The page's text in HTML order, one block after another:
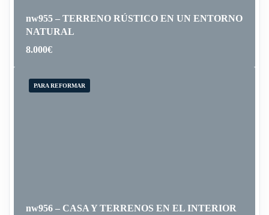
nw955 – TERRENO RÚSTICO EN UN ENTORNO
NATURAL
8.000€
PARA REFORMAR
nw956 – CASA Y TERRENOS EN EL INTERIOR